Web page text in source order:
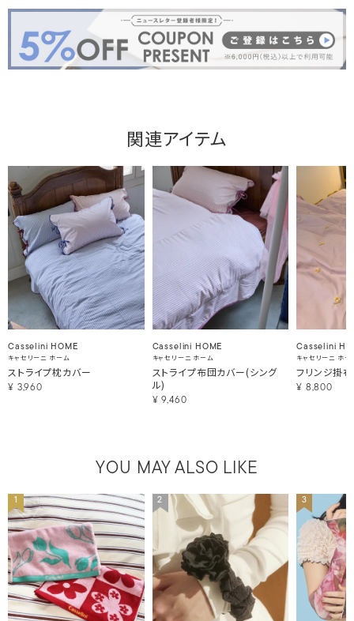
関連アイテム
Casselini HOME
キャセリーニ ホーム
ストライプ枕カバー
¥ 3,960
Casselini HOME
キャセリーニ ホーム
ストライプ布団カバー(シング
ル)
¥ 9,460
Casselini
キャセリーニ ホー
フリンジ掛
¥ 8,800
YOU MAY ALSO LIKE
1 2 3